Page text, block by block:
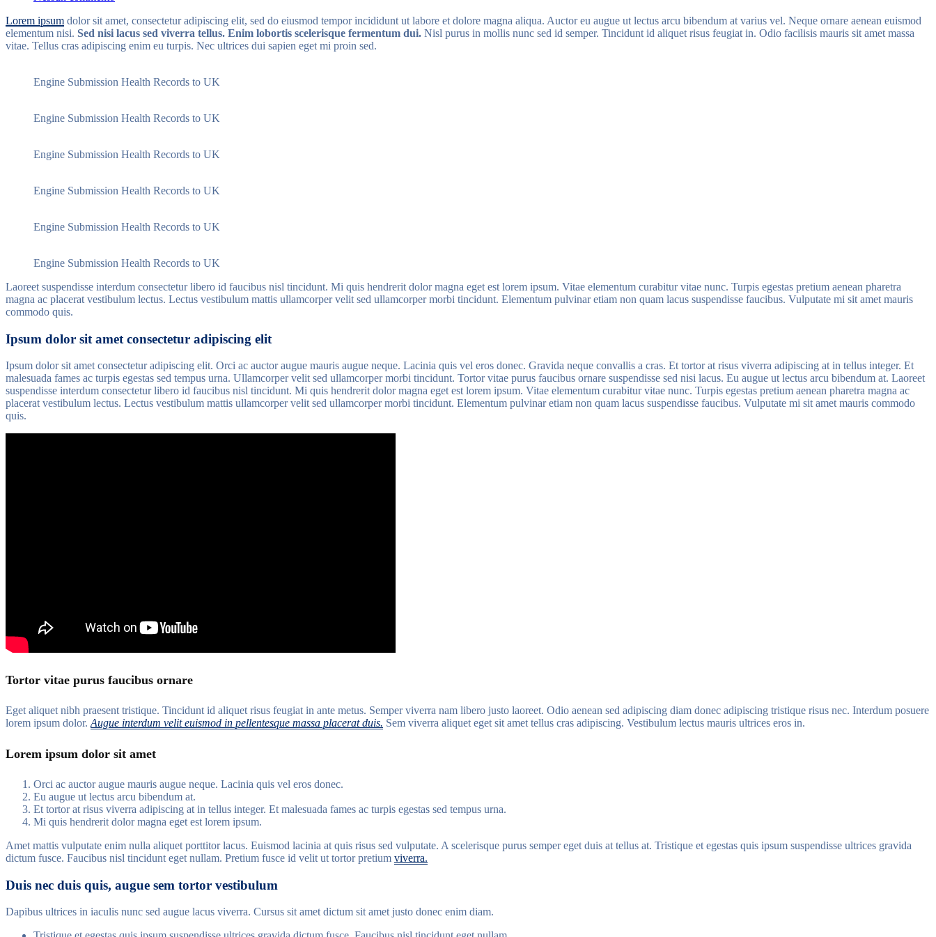
for
Dreams:
Teeing
and
Lorem ipsum dolor sit amet, consectetur adipiscing elit, sed do eiusmod tempor incididunt ut labore et dolore magna aliqua. Auctor eu augue ut lectus arcu bibendum at varius vel. Neque ornare aenean euismod
elementum nisi. Sed nisi lacus sed viverra tellus. Enim lobortis scelerisque fermentum dui. Nisl purus in mollis nunc sed id semper. Tincidunt id aliquet risus feugiat in. Odio facilisis mauris sit amet massa
vitae. Tellus cras adipiscing enim eu turpis. Nec ultrices dui sapien eget mi proin sed.
Engine Submission Health Records to UK
Engine Submission Health Records to UK
Engine Submission Health Records to UK
Engine Submission Health Records to UK
Engine Submission Health Records to UK
Engine Submission Health Records to UK
Laoreet suspendisse interdum consectetur libero id faucibus nisl tincidunt. Mi quis hendrerit dolor magna eget est lorem ipsum. Vitae elementum curabitur vitae nunc. Turpis egestas pretium aenean pharetra
magna ac placerat vestibulum lectus. Lectus vestibulum mattis ullamcorper velit sed ullamcorper morbi tincidunt. Elementum pulvinar etiam non quam lacus suspendisse faucibus. Vulputate mi sit amet mauris
commodo quis.
Ipsum dolor sit amet consectetur adipiscing elit
Ipsum dolor sit amet consectetur adipiscing elit. Orci ac auctor augue mauris augue neque. Lacinia quis vel eros donec. Gravida neque convallis a cras. Et tortor at risus viverra adipiscing at in tellus integer. Et
malesuada fames ac turpis egestas sed tempus urna. Ullamcorper velit sed ullamcorper morbi tincidunt. Tortor vitae purus faucibus ornare suspendisse sed nisi lacus. Eu augue ut lectus arcu bibendum at. Laoreet
suspendisse interdum consectetur libero id faucibus nisl tincidunt. Mi quis hendrerit dolor magna eget est lorem ipsum. Vitae elementum curabitur vitae nunc. Turpis egestas pretium aenean pharetra magna ac
placerat vestibulum lectus. Lectus vestibulum mattis ullamcorper velit sed ullamcorper morbi tincidunt. Elementum pulvinar etiam non quam lacus suspendisse faucibus. Vulputate mi sit amet mauris commodo
quis.
Tortor vitae purus faucibus ornare
Eget aliquet nibh praesent tristique. Tincidunt id aliquet risus feugiat in ante metus. Semper viverra nam libero justo laoreet. Odio aenean sed adipiscing diam donec adipiscing tristique risus nec. Interdum posuere
lorem ipsum dolor. Augue interdum velit euismod in pellentesque massa placerat duis. Sem viverra aliquet eget sit amet tellus cras adipiscing. Vestibulum lectus mauris ultrices eros in.
Lorem ipsum dolor sit amet
Orci ac auctor augue mauris augue neque. Lacinia quis vel eros donec.
Eu augue ut lectus arcu bibendum at.
Et tortor at risus viverra adipiscing at in tellus integer. Et malesuada fames ac turpis egestas sed tempus urna.
Mi quis hendrerit dolor magna eget est lorem ipsum.
Amet mattis vulputate enim nulla aliquet porttitor lacus. Euismod lacinia at quis risus sed vulputate. A scelerisque purus semper eget duis at tellus at. Tristique et egestas quis ipsum suspendisse ultrices gravida
dictum fusce. Faucibus nisl tincidunt eget nullam. Pretium fusce id velit ut tortor pretium viverra.
Duis nec duis quis, augue sem tortor vestibulum
Dapibus ultrices in iaculis nunc sed augue lacus viverra. Cursus sit amet dictum sit amet justo donec enim diam.